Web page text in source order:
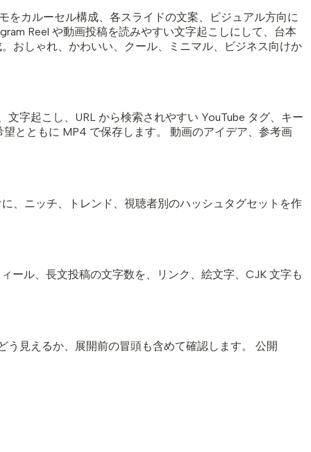
をカルーセル構成、各スライドの文案、ビジュアル方向に
Reel や動画投稿を読みやすい文字起こしにして、台本
おしゃれ、かわいい、クール、ミニマル、ビジネス向けか
字起こし、URL から検索されやすい YouTube タグ、キー
とともに MP4 で保存します。 動画のアイデア、参考画
、ニッチ、トレンド、視聴者別のハッシュタグセットを作
ル、長文投稿の文字数を、リンク、絵文字、CJK 文字も
見えるか、展開前の冒頭も含めて確認します。 公開